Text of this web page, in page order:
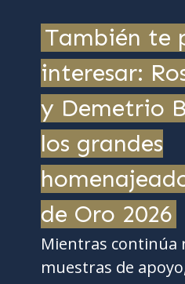
También te
interesar:
y Demetrio
los grandes
de Oro 2026
Mientras continúa
muestras de